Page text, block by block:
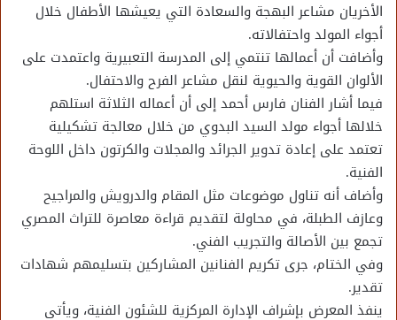
الأخريان مشاعر البهجة والسعادة التي يعيشها الأطفال خلال
أجواء المولد واحتفالاته.
وأضافت أن أعمالها تنتمي إلى المدرسة التعبيرية واعتمدت على
الألوان القوية والحيوية لنقل مشاعر الفرح والاحتفال.
فيما أشار الفنان فارس أحمد إلى أن أعماله الثلاثة استلهم
خلالها أجواء مولد السيد البدوي من خلال معالجة تشكيلية
تعتمد على إعادة تدوير الجرائد والمجلات والكرتون داخل اللوحة
الفنية.
وأضاف أنه تناول موضوعات مثل المقام والدرويش والمراجيح
وعازف الطبلة، في محاولة لتقديم قراءة معاصرة للتراث المصري
تجمع بين الأصالة والتجريب الفني.
وفي الختام، جرى تكريم الفنانين المشاركين بتسليمهم شهادات
تقدير.
ينفذ المعرض بإشراف الإدارة المركزية للشئون الفنية، ويأتي